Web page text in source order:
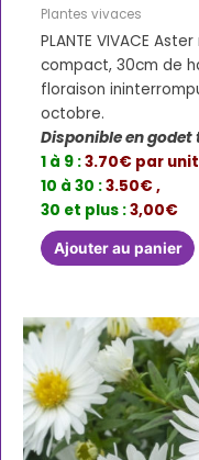
Plantes vivaces
PLANTE VIVACE
compact, 30cm de
floraison
octobre.
Disponible en godet
1 à 9 :3.70€ par
10 à 30 :3.50€ ,
30 et plus :3,00€
Ajouter au panier